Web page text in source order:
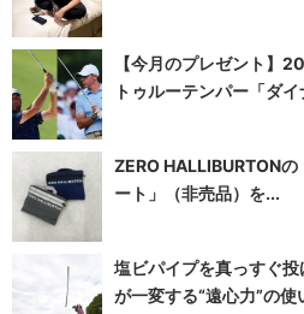
【今月のプレゼント】
トゥルーテンパー「ダ
ZERO HALLIBURTON
ート」（非売品）を...
塩ビパイプを真っすぐ
が一変する“遠心力”の使